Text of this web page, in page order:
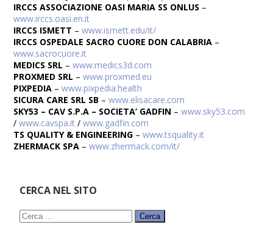
IRCCS ASSOCIAZIONE OASI MARIA SS ONLUS –
www.irccs.oasi.en.it
IRCCS ISMETT –www.ismett.edu/it/
IRCCS OSPEDALE SACRO CUORE DON CALABRIA –
www.sacrocuore.it
MEDICS SRL – www.medics3d.com
PROXMED SRL –www.proxmed.eu
PIXPEDIA –www.pixpedia.health
SICURA CARE SRL SB –www.elisacare.com
SKY53 – CAV S.P.A – SOCIETA’ GADFIN –www.sky53.com
/www.cavspa.it /www.gadfin.com
TS QUALITY & ENGINEERING –www.tsquality.it
ZHERMACK SPA –www.zhermack.com/it/
CERCA NEL SITO
Ricerca